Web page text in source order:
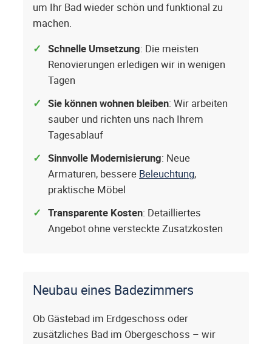
um Ihr Bad wieder schön und funktional zu
machen.
Schnelle Umsetzung: Die meisten
Renovierungen erledigen wir in wenigen
Tagen
Sie können wohnen bleiben: Wir arbeiten
sauber und richten uns nach Ihrem
Tagesablauf
Sinnvolle Modernisierung: Neue
Armaturen, bessere Beleuchtung,
praktische Möbel
Transparente Kosten: Detailliertes
Angebot ohne versteckte Zusatzkosten
Neubau eines Badezimmers
Ob Gästebad im Erdgeschoss oder
zusätzliches Bad im Obergeschoss – wir